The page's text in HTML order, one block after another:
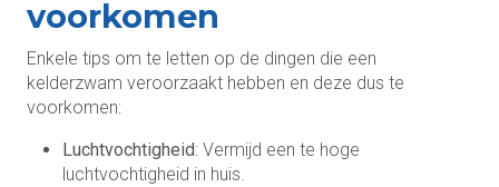
voorkomen
Enkele tips om te letten op de dingen die een
kelderzwam veroorzaakt hebben en deze dus te
voorkomen:
Luchtvochtigheid: Vermijd een te hoge
luchtvochtigheid in huis.